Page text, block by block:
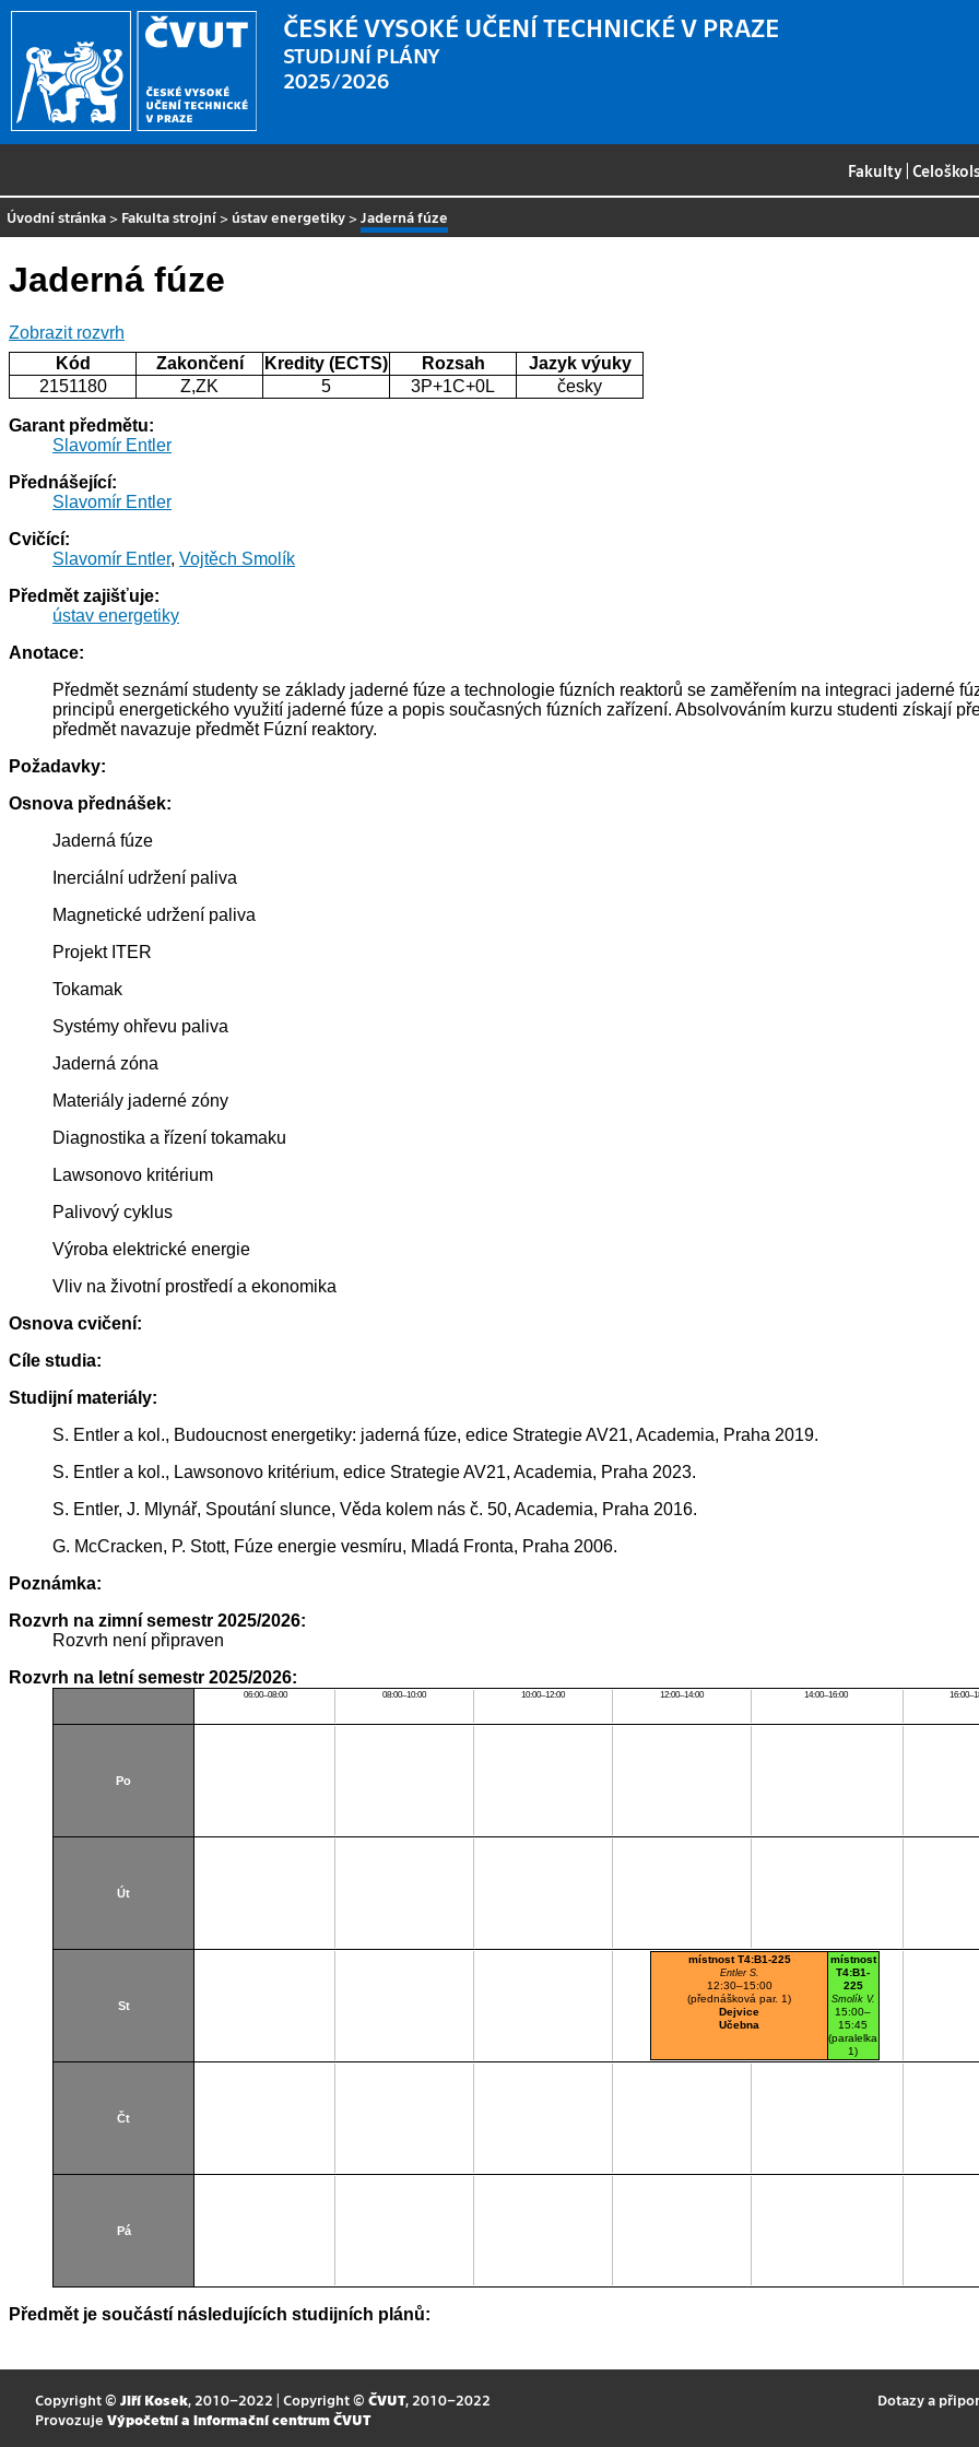
ČESKÉ VYSOKÉ UČENÍ TECHNICKÉ V PRAZE
STUDIJNÍ PLÁNY
2025/2026
Fakulty |
Úvodní stránka > Fakulta strojní > ústav energetiky > Jaderná fúze
Jaderná fúze
Zobrazit rozvrh
Kód
Zakončení Kredity (ECTS) Rozsah
Jazyk výuky
2151180
Z,ZK 5 3P+1C+0L česky
Garant předmětu:
Slavomír Entler
Přednášející:
Slavomír Entler
Cvičící:
Slavomír Entler, Vojtěch Smolík
Předmět zajišťuje:
ústav energetiky
Anotace:
Předmět seznámí studenty se základy jaderné fúze a technologie fúzních reaktorů se zaměřením na integraci jaderné
principů energetického využití jaderné fúze a popis současných fúzních zařízení. Absolvováním kurzu studenti získají
předmět navazuje předmět Fúzní reaktory.
Požadavky:
Osnova přednášek:
Jaderná fúze
Inerciální udržení paliva
Magnetické udržení paliva
Projekt ITER
Tokamak
Systémy ohřevu paliva
Jaderná zóna
Materiály jaderné zóny
Diagnostika a řízení tokamaku
Lawsonovo kritérium
Palivový cyklus
Výroba elektrické energie
Vliv na životní prostředí a ekonomika
Osnova cvičení:
Cíle studia:
Studijní materiály:
S. Entler a kol., Budoucnost energetiky: jaderná fúze, edice Strategie AV21, Academia, Praha 2019.
S. Entler a kol., Lawsonovo kritérium, edice Strategie AV21, Academia, Praha 2023.
S. Entler, J. Mlynář, Spoutání slunce, Věda kolem nás č. 50, Academia, Praha 2016.
G. McCracken, P. Stott, Fúze energie vesmíru, Mladá Fronta, Praha 2006.
Poznámka:
Rozvrh na zimní semestr 2025/2026:
Rozvrh není připraven
Rozvrh na letní semestr 2025/2026:
06:00–08:00 08:00–10:00 10:00–12:00 12:00–14:00 14:00–16:00
Po
Út
St
místnost T4:B1-225
Entler S.
12:30–15:00
(přednášková par. 1)
Dejvice
Učebna
místnost
T4:B1-
225
Smolík V.
15:00–
15:45
(paralelka
1)
Dejvice
Čt
Pá
Předmět je součástí následujících studijních plánů:
Copyright © Jiří Kosek, 2010–2022 | Copyright © ČVUT, 2010–2022
Provozuje Výpočetní a informační centrum ČVUT
Dotazy a